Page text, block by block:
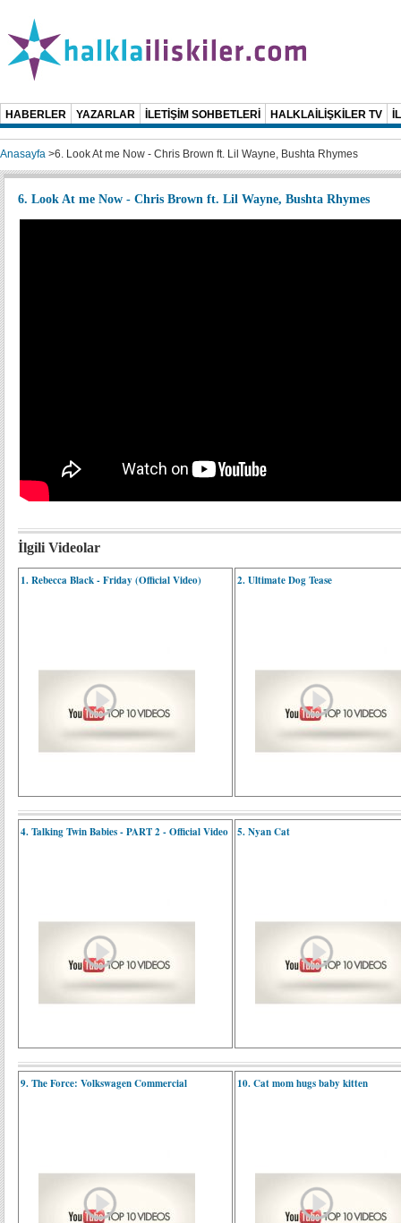
HABERLER YAZARLAR İLETİŞİM SOHBETLERİ HALKLAİLİŞKİLER TV
Anasayfa >6. Look At me Now - Chris Brown ft. Lil Wayne, Bushta Rhymes
6. Look At me Now - Chris Brown ft. Lil Wayne, Bushta Rhymes
İlgili Videolar
1. Rebecca Black - Friday (Official Video) 2. Ultimate Dog Tease
4. Talking Twin Babies - PART 2 - Official Video 5. Nyan Cat
9. The Force: Volkswagen Commercial 10. Cat mom hugs baby kitten